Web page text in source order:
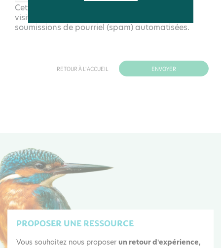
Cette question sert à vérifier si vous êtes un
visiteur humain ou non afin d'éviter les
soumissions de pourriel (spam) automatisées.
RETOUR À L'ACCUEIL
PROPOSER UNE RESSOURCE
Vous souhaitez nous proposer un retour d'expérience,